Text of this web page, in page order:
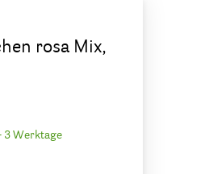
rosa Mix,
3 Werktage